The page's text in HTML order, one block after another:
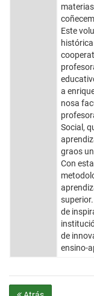
Este
a
nosa
Social,
graos
Con
de
de
ensino-